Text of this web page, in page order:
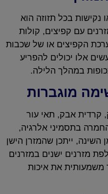
נקישות בכל תזוזה הוא
עם קפיצים, קולות
הקפיצים או של שכבות
אלו יכולים להפריע
במהלך הלילה.
מוגברות
קרדית אבק, תאי עור
בתסמיני אלרגיה,
השינה, ייתכן שהמזרן הישן
מזרנים ישנים במזרנים
משמעותית את איכות